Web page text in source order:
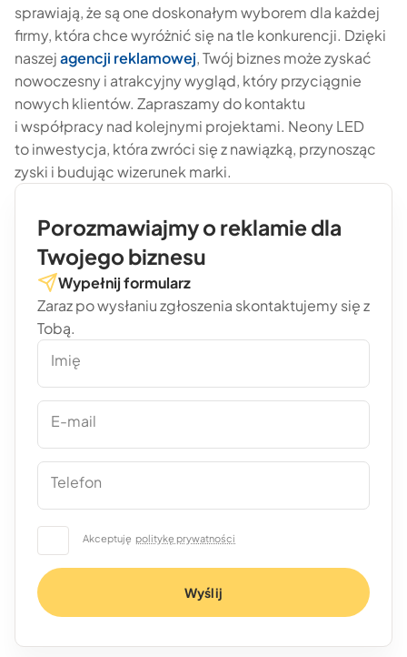
sprawiają, że są one doskonałym wyborem dla każdej
firmy, która chce wyróżnić się na tle konkurencji. Dzięki
naszejagencji reklamowej, Twój biznes może zyskać
nowoczesny i atrakcyjny wygląd, który przyciągnie
nowych klientów. Zapraszamy do kontaktu
i współpracy nad kolejnymi projektami. Neony LED
to inwestycja, która zwróci się z nawiązką, przynosząc
zyski i budując wizerunek marki.
Porozmawiajmy o reklamie dla
Twojego biznesu
Wypełnij formularz
Zaraz po wysłaniu zgłoszenia skontaktujemy się z
Tobą.
Imię
E-mail
Telefon
Akceptuję politykę prywatności
Wyślij